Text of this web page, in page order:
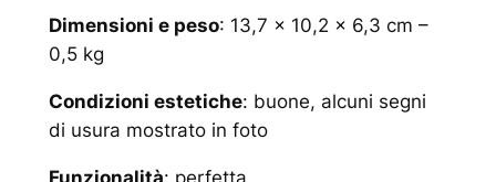
Dimensioni e peso: 13,7 x 10,2 x 6,3 cm –
0,5 kg
Condizioni estetiche: buone, alcuni segni
di usura mostrato in foto
Funzionalità: perfetta